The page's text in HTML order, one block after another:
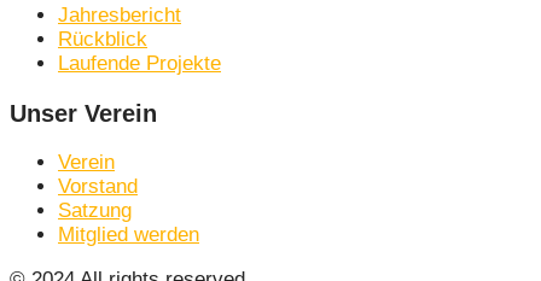
Jahresbericht
Rückblick
Laufende Projekte
Unser Verein
Verein
Vorstand
Satzung
Mitglied werden